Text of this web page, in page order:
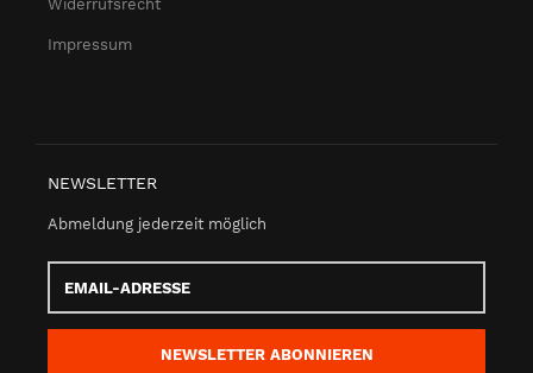
Widerrufsrecht
Impressum
NEWSLETTER
Abmeldung jederzeit möglich
Adresse
NEWSLETTER ABONNIEREN